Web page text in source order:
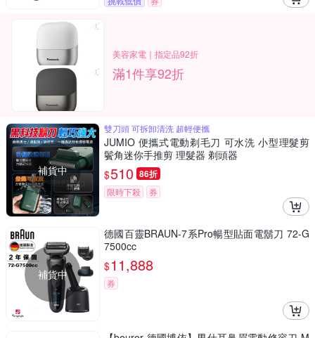
美容家電｜指定品92折
滿1件享92折
補貨中
雙刀頭 可拆卸清洗 超輕便攜
JUMIO 便攜式電動剃毛刀 可水洗 小型理髮剪
鬢角迷你手推剪 理髮器 剃頭器
$510 86折
限時下殺 券
補貨中
德國百靈BRAUN-7系Pro暢型貼面電鬍刀 72-G
7500cc
$11,888
券